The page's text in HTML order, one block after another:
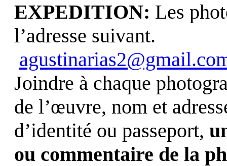
EXPEDITION: Les
l’adresse suivant.
Joindre à chaque
de l’œuvre, nom et
d’identité ou passeport,
ou commentaire de la